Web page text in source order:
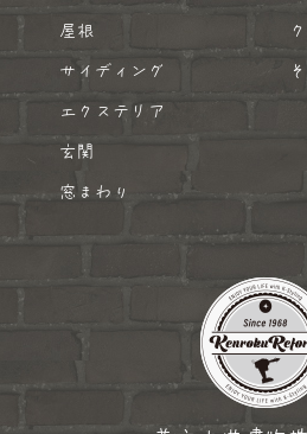
屋根
サイディング
エクステリア
玄関
窓まわり